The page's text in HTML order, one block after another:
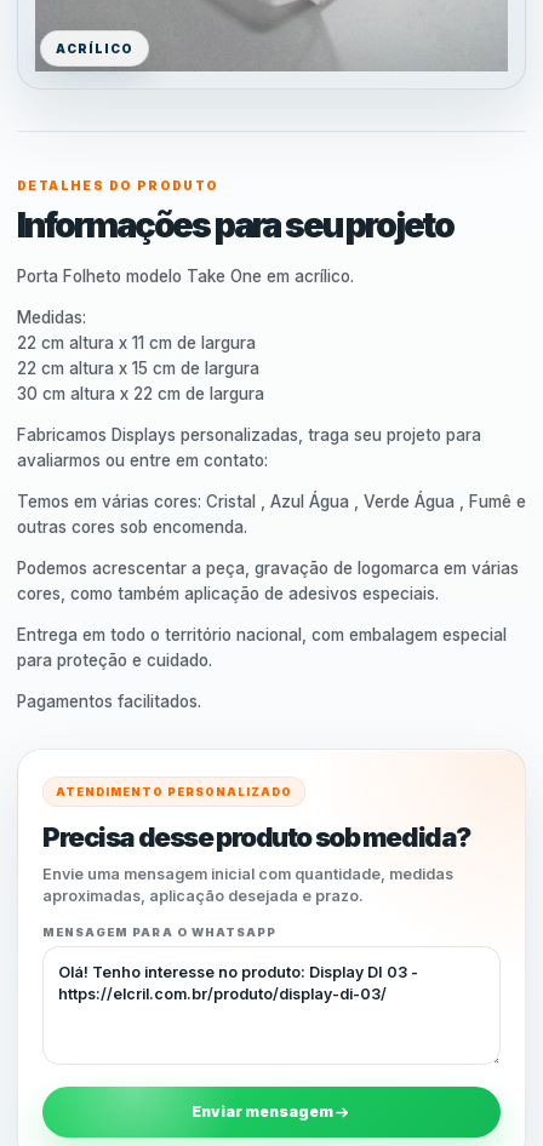
ACRÍLICO
DETALHES DO PRODUTO
Informações para seu projeto
Porta Folheto modelo Take One em acrílico.
Medidas:
22 cm altura x 11 cm de largura
22 cm altura x 15 cm de largura
30 cm altura x 22 cm de largura
Fabricamos Displays personalizadas, traga seu projeto para
avaliarmos ou entre em contato:
Temos em várias cores: Cristal , Azul Água , Verde Água , Fumê e
outras cores sob encomenda.
Podemos acrescentar a peça, gravação de logomarca em várias
cores, como também aplicação de adesivos especiais.
Entrega em todo o território nacional, com embalagem especial
para proteção e cuidado.
Pagamentos facilitados.
ATENDIMENTO PERSONALIZADO
Precisa desse produto sob medida?
Envie uma mensagem inicial com quantidade, medidas
aproximadas, aplicação desejada e prazo.
MENSAGEM PARA O WHATSAPP
Enviar mensagem